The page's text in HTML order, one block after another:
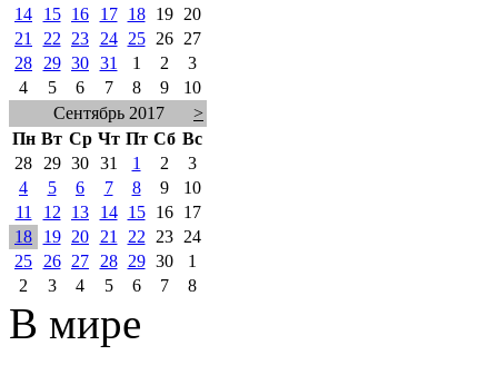
14
15 16 17 18 19
20
21
22 23 24 25 26
27
28
29 30 31 1 2
3
4
5 6 7 8 9
10
Сентябрь 2017
>
Пн Вт Ср Чт Пт Сб Вс
28
29 30 31 1 2
3
4
5 6 7 8 9
10
11
12 13 14 15 16
17
18
19 20 21 22 23
24
25
26 27 28 29 30
1
2
3 4 5 6 7 8
В мире